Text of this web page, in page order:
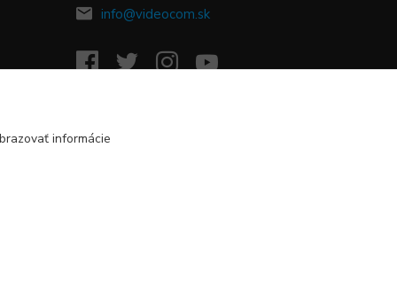
info@videocom.sk
informácie